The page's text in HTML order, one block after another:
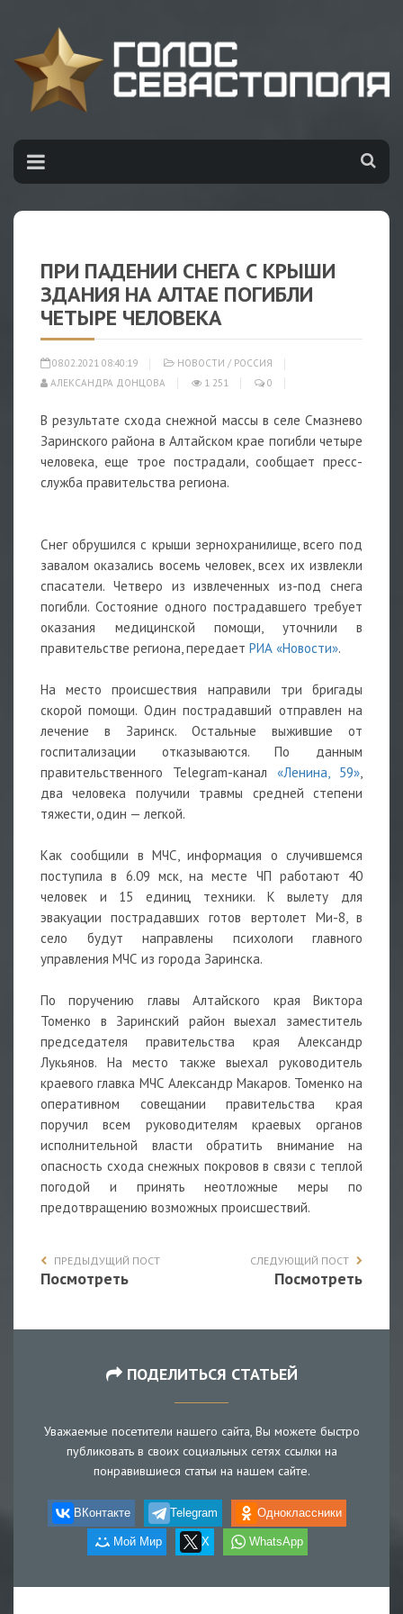
ПРИ ПАДЕНИИ СНЕГА С КРЫШИ
ЗДАНИЯ НА АЛТАЕ ПОГИБЛИ
ЧЕТЫРЕ ЧЕЛОВЕКА
08.02.2021 08:40:19 НОВОСТИ / РОССИЯ
АЛЕКСАНДРА ДОНЦОВА
1 251 0
В результате схода снежной массы в селе Смазнево
Заринского района в Алтайском крае погибли четыре
человека, еще трое пострадали, сообщает пресс-
служба правительства региона.
Снег обрушился с крыши зернохранилище, всего под
завалом оказались восемь человек, всех их извлекли
спасатели. Четверо из извлеченных из-под снега
погибли. Состояние одного пострадавшего требует
оказания медицинской помощи, уточнили в
правительстве региона, передает РИА «Новости».
На место происшествия направили три бригады
скорой помощи. Один пострадавший отправлен на
лечение в Заринск. Остальные выжившие от
госпитализации отказываются. По данным
правительственного Telegram-канал «Ленина, 59»,
два человека получили травмы средней степени
тяжести, один — легкой.
Как сообщили в МЧС, информация о случившемся
поступила в 6.09 мск, на месте ЧП работают 40
человек и 15 единиц техники. К вылету для
эвакуации пострадавших готов вертолет Ми-8, в
село будут направлены психологи главного
управления МЧС из города Заринска.
По поручению главы Алтайского края Виктора
Томенко в Заринский район выехал заместитель
председателя правительства края Александр
Лукьянов. На место также выехал руководитель
краевого главка МЧС Александр Макаров. Томенко на
оперативном совещании правительства края
поручил всем руководителям краевых органов
исполнительной власти обратить внимание на
опасность схода снежных покровов в связи с теплой
погодой и принять неотложные меры по
предотвращению возможных происшествий.
ПРЕДЫДУЩИЙ ПОСТ
Посмотреть
СЛЕДУЮЩИЙ ПОСТ
Посмотреть
ПОДЕЛИТЬСЯ СТАТЬЕЙ
Уважаемые посетители нашего сайта, Вы можете быстро
публиковать в своих социальных сетях ссылки на
понравившиеся статьи на нашем сайте.
ВКонтакте Telegram Одноклассники
Мой Мир X WhatsApp